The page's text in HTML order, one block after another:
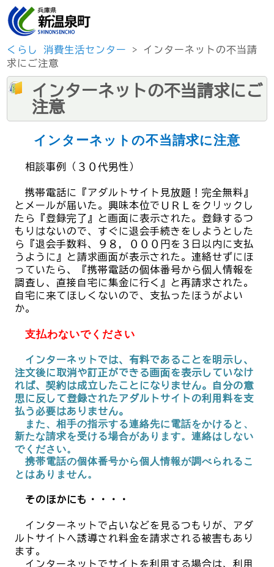
くらし 消費生活センター
> インターネットの不当請
求にご注意
インターネットの不当請求にご
注意
インターネットの不当請求に注意
相談事例（３０代男性）
携帯電話に『アダルトサイト見放題！完全無料』
とメールが届いた。興味本位でＵＲＬをクリックし
たら『登録完了』と画面に表示された。登録するつ
もりはないので、すぐに退会手続きをしようとした
ら『退会手数料、９８，０００円を３日以内に支払
うように』と請求画面が表示された。連絡せずにほ
っていたら、『携帯電話の個体番号から個人情報を
調査し、直接自宅に集金に行く』と再請求された。
自宅に来てほしくないので、支払ったほうがよい
か。
支払わないでください
インターネットでは、有料であることを明示し、
注文後に取消や訂正ができる画面を表示していなけ
れば、契約は成立したことになりません。自分の意
思に反して登録されたアダルトサイトの利用料を支
払う必要はありません。
また、相手の指示する連絡先に電話をかけると、
新たな請求を受ける場合があります。連絡はしない
でください。
携帯電話の個体番号から個人情報が調べられるこ
とはありません。
そのほかにも・・・・
インターネットで占いなどを見るつもりが、アダ
ルトサイトへ誘導され料金を請求される被害もあり
ます。
インターネットでサイトを利用する場合は、利用